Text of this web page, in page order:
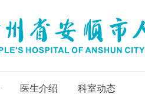
医生介绍 科室动态